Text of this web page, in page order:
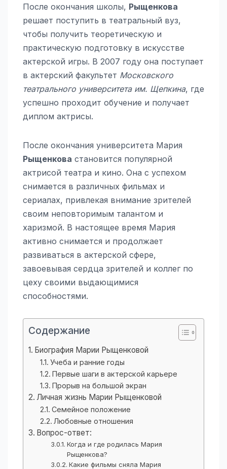
После окончания школы, Рыщенкова
решает поступить в театральный вуз,
чтобы получить теоретическую и
практическую подготовку в искусстве
актерской игры. В 2007 году она поступает
в актерский факультет Московского
театрального университета им. Щепкина, где
успешно проходит обучение и получает
диплом актрисы.
После окончания университета Мария
Рыщенкова становится популярной
актрисой театра и кино. Она с успехом
снимается в различных фильмах и
сериалах, привлекая внимание зрителей
своим неповторимым талантом и
харизмой. В настоящее время Мария
активно снимается и продолжает
развиваться в актерской сфере,
завоевывая сердца зрителей и коллег по
цеху своими выдающимися
способностями.
Содержание
Биография Марии Рыщенковой
Учеба и ранние годы
Первые шаги в актерской карьере
Прорыв на большой экран
Личная жизнь Марии Рыщенковой
Семейное положение
Любовные отношения
Вопрос-ответ:
Когда и где родилась Мария
Рыщенкова?
Какие фильмы сняла Мария